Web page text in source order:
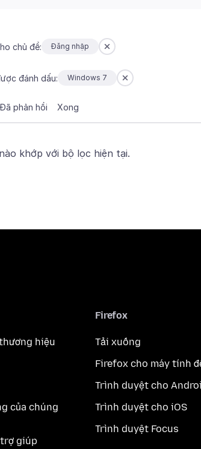
chủ đề: Đăng nhập
đánh dấu: Windows 7
Đã phản hồi Xong
khớp với bộ lọc hiện tại.
hiệu
của chúng
giúp
Firefox
Tải xuống
Firefox cho máy tính
Trình duyệt cho
Trình duyệt cho iOS
Trình duyệt Focus